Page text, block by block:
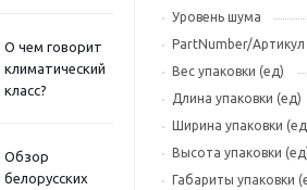
О чем говорит
климатический
класс?
Обзор
белорусских
Уровень шума
PartNumber/
Вес упаковки (ед)
Длина упаковки (ед)
Ширина упаковки
Высота упаковки
Габариты упаковки